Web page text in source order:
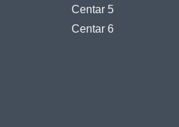
Centar 5
Centar 6